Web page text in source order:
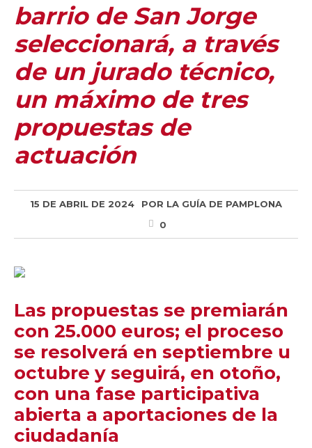
barrio de San Jorge
seleccionará, a través
de un jurado técnico,
un máximo de tres
propuestas de
actuación
15 DE ABRIL DE 2024 POR LA GUÍA DE PAMPLONA
0
Las propuestas se premiarán
con 25.000 euros; el proceso
se resolverá en septiembre u
octubre y seguirá, en otoño,
con una fase participativa
abierta a aportaciones de la
ciudadanía